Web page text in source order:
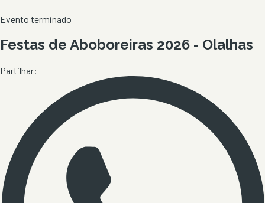
Evento terminado
Festas de Aboboreiras 2026 - Olalhas
Partilhar: